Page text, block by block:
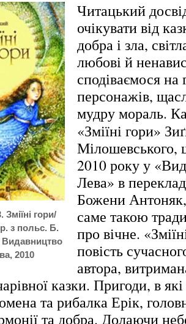
гори/
з польс. Б.
Видавництво
2010
Читацький
очікувати від
добра і зла,
любові й
сподіваємося на
персонажів,
мудру мораль.
«Зміїні гори»
Мілошевського,
2010 року у
Лева» в
Божени
саме такою
про вічне.
повість
автора,
казки. Пригоди, в
та рибалка Ерік,
та добра. Долаючи